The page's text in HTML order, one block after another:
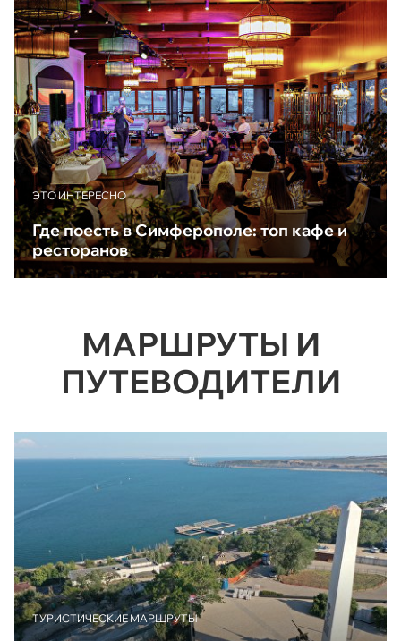
ЭТО ИНТЕРЕСНО
Где поесть в Симферополе: топ кафе и
ресторанов
МАРШРУТЫ И
ПУТЕВОДИТЕЛИ
ТУРИСТИЧЕСКИЕ МАРШРУТЫ